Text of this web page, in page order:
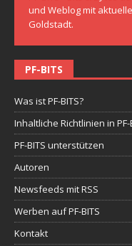
und Weblog mit
Goldstadt.
PF-BITS
Was ist PF-BITS?
Inhaltliche Richtlinien in PF-
PF-BITS unterstützen
Autoren
Newsfeeds mit RSS
Werben auf PF-BITS
Kontakt